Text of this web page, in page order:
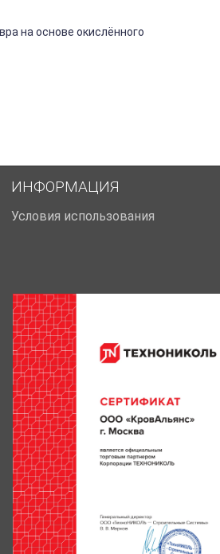
на основе окислённого
ИНФОРМАЦИЯ
Условия использования